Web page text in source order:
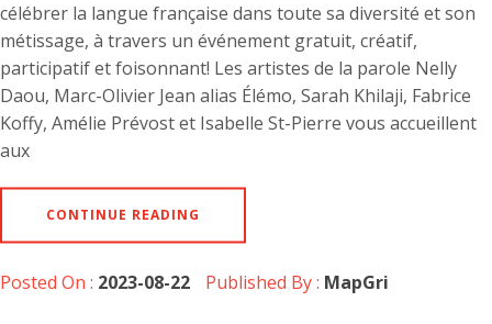
célébrer la langue française dans toute sa diversité et son
métissage, à travers un événement gratuit, créatif,
participatif et foisonnant! Les artistes de la parole Nelly
Daou, Marc-Olivier Jean alias Élémo, Sarah Khilaji, Fabrice
Koffy, Amélie Prévost et Isabelle St-Pierre vous accueillent
aux
CONTINUE READING
Posted On : 2023-08-22 Published By : MapGri